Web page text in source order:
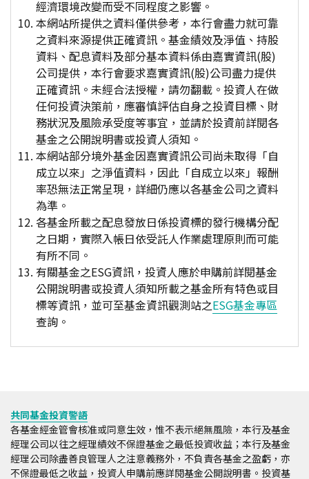
經濟環境改變而受不同程度之影響。
本網站所提供之資料僅供參考，本行會盡力就可靠
之資料來源提供正確資訊。基金績效及淨值、持股
資料、配息資料及部分基本資料係由嘉實資訊(股)
公司提供，本行會要求嘉實資訊(股)公司盡力提供
正確資訊。未經合法授權，請勿翻載。投資人在做
任何投資決策前，應審慎評估自身之投資目標、財
務狀況及風險承受度等事宜，並請於投資前詳閱各
基金之公開說明書或投資人須知。
本網站部分境外基金因嘉實資訊公司尚未取得「自
成立以來」之淨值資料，因此「自成立以來」報酬
率恐無法正常呈現，詳細仍應以各基金公司之資料
為準。
各基金所載之配息發放日係投資標的發行機構分配
之日期，實際入帳日依受託人作業處理原則而可能
有所不同。
有關基金之ESG資訊，投資人應於申購前詳閱基金
公開說明書或投資人須知所載之基金所有特色或目
標等資訊，並可至基金資訊觀測站之ESG基金專區
查詢。
共同基金投資警語
各基金經金管會核准或同意生效，惟不表示絕無風險，本行及基金
經理公司以往之經理績效不保證基金之最低投資收益；本行及基金
經理公司除盡善良管理人之注意義務外，不負責各基金之盈虧，亦
不保證最低之收益，投資人申購前應詳閱基金公開說明書。投資基